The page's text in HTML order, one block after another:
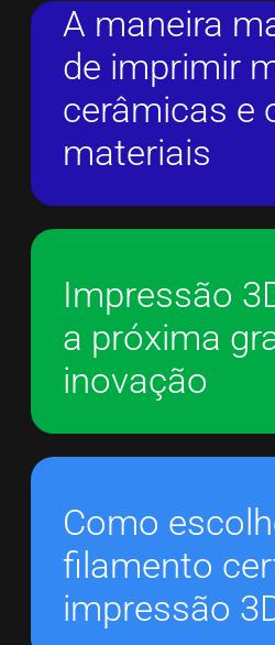
A maneira
de imprimir
cerâmicas e
materiais
Impressão
a próxima
inovação
Como
filamento
impressão